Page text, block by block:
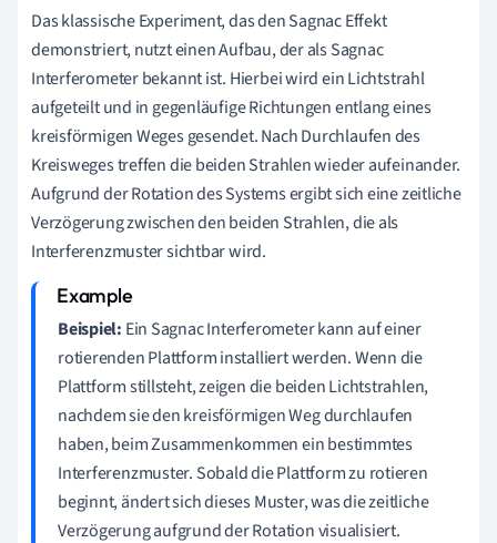
Das klassische Experiment, das den Sagnac Effekt
demonstriert, nutzt einen Aufbau, der als Sagnac
Interferometer bekannt ist. Hierbei wird ein Lichtstrahl
aufgeteilt und in gegenläufige Richtungen entlang eines
kreisförmigen Weges gesendet. Nach Durchlaufen des
Kreisweges treffen die beiden Strahlen wieder aufeinander.
Aufgrund der Rotation des Systems ergibt sich eine zeitliche
Verzögerung zwischen den beiden Strahlen, die als
Interferenzmuster sichtbar wird.
Beispiel: Ein Sagnac Interferometer kann auf einer
rotierenden Plattform installiert werden. Wenn die
Plattform stillsteht, zeigen die beiden Lichtstrahlen,
nachdem sie den kreisförmigen Weg durchlaufen
haben, beim Zusammenkommen ein bestimmtes
Interferenzmuster. Sobald die Plattform zu rotieren
beginnt, ändert sich dieses Muster, was die zeitliche
Verzögerung aufgrund der Rotation visualisiert.